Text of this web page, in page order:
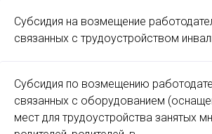
Субсидия на возмещение
связанных с трудоустройством
Субсидия по возмещению
связанных с оборудованием
мест для трудоустройства занятых